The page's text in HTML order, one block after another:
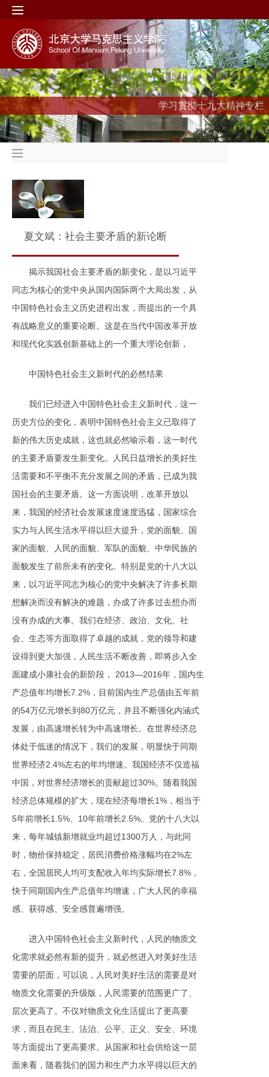
学习贯彻十九大精神专栏
夏文斌：社会主要矛盾的新论断
揭示我国社会主要矛盾的新变化，是以习近平
同志为核心的党中央从国内国际两个大局出发，从
中国特色社会主义历史进程出发，而提出的一个具
有战略意义的重要论断。这是在当代中国改革开放
和现代化实践创新基础上的一个重大理论创新，
中国特色社会主义新时代的必然结果
我们已经进入中国特色社会主义新时代，这一
历史方位的变化，表明中国特色社会主义已取得了
新的伟大历史成就，这也就必然喻示着，这一时代
的主要矛盾要发生新变化。人民日益增长的美好生
活需要和不平衡不充分发展之间的矛盾，已成为我
国社会的主要矛盾。这一方面说明，改革开放以
来，我国的经济社会发展速度速度迅猛，国家综合
实力与人民生活水平得以巨大提升，党的面貌、国
家的面貌、人民的面貌、军队的面貌、中华民族的
面貌发生了前所未有的变化。特别是党的十八大以
来，以习近平同志为核心的党中央解决了许多长期
想解决而没有解决的难题，办成了许多过去想办而
没有办成的大事。我们在经济、政治、文化、社
会、生态等方面取得了卓越的成就，党的领导和建
设得到更大加强，人民生活不断改善，即将步入全
面建成小康社会的新阶段， 2013—2016年，国内生
产总值年均增长7.2%，目前国内生产总值由五年前
的54万亿元增长到80万亿元，并且不断强化内涵式
发展，由高速增长转为中高速增长。在世界经济总
体处于低迷的情况下，我们的发展，明显快于同期
世界经济2.4%左右的年均增速。我国经济不仅造福
中国，对世界经济增长的贡献超过30%。随着我国
经济总体规模的扩大，现在经济每增长1%，相当于
5年前增长1.5%、10年前增长2.5%。党的十八大以
来，每年城镇新增就业均超过1300万人，与此同
时，物价保持稳定，居民消费价格涨幅均在2%左
右，全国居民人均可支配收入年均实际增长7.8%，
快于同期国内生产总值年均增速，广大人民的幸福
感、获得感、安全感普遍增强。
进入中国特色社会主义新时代，人民的物质文
化需求就必然有新的提升，就必然进入对美好生活
需要的层面，可以说，人民对美好生活的需要是对
物质文化需要的升级版，人民需要的范围更广了、
层次更高了。不仅对物质文化生活提出了更高要
求，而且在民主、法治、公平、正义、安全、环境
等方面提出了更高要求。从国家和社会供给这一层
面来看，随着我们的国力和生产力水平得以巨大的